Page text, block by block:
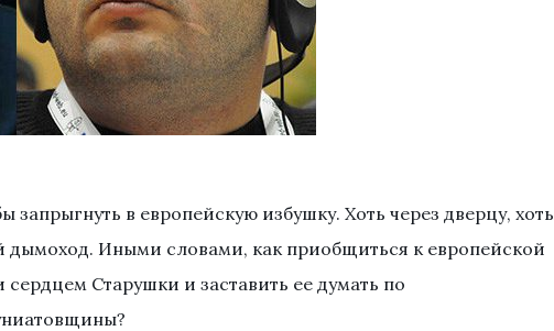
запрыгнуть в европейскую избушку. Хоть через дверцу, хоть
дымоход. Иными словами, как приобщиться к европейской
Старушки и заставить ее думать по